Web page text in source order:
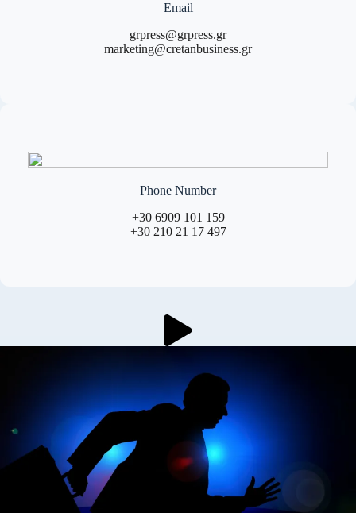
Email
grpress@grpress.gr
marketing@cretanbusiness.gr
Phone Number
+30 6909 101 159
+30 210 21 17 497